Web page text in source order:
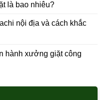
là bao nhiêu?
nội địa và cách khắc
hành xưởng giặt công